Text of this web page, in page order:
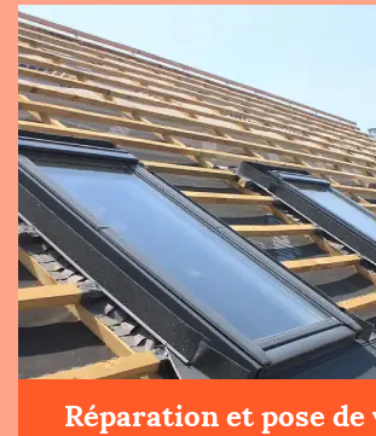
Réparation et pose de